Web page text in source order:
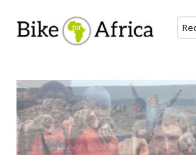
Bike for Africa
au
contenu
principal